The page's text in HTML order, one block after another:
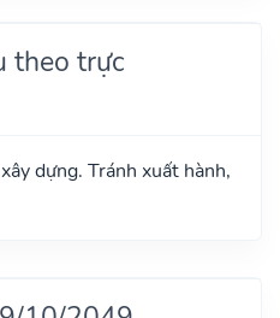
theo trực
dựng. Tránh xuất hành,